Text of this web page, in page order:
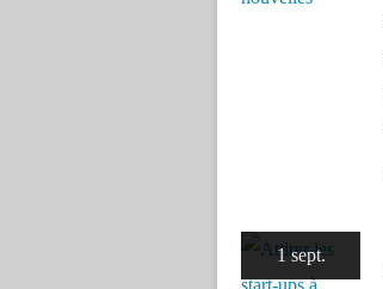
1 sept.